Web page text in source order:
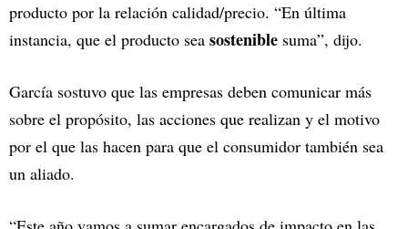
producto por la relación calidad/precio. “En última
instancia, que el producto sea sostenible suma”, dijo.
García sostuvo que las empresas deben comunicar más
sobre el propósito, las acciones que realizan y el motivo
por el que las hacen para que el consumidor también sea
un aliado.